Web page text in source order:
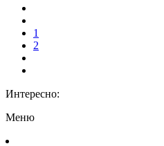
1
2
Интересно:
Меню